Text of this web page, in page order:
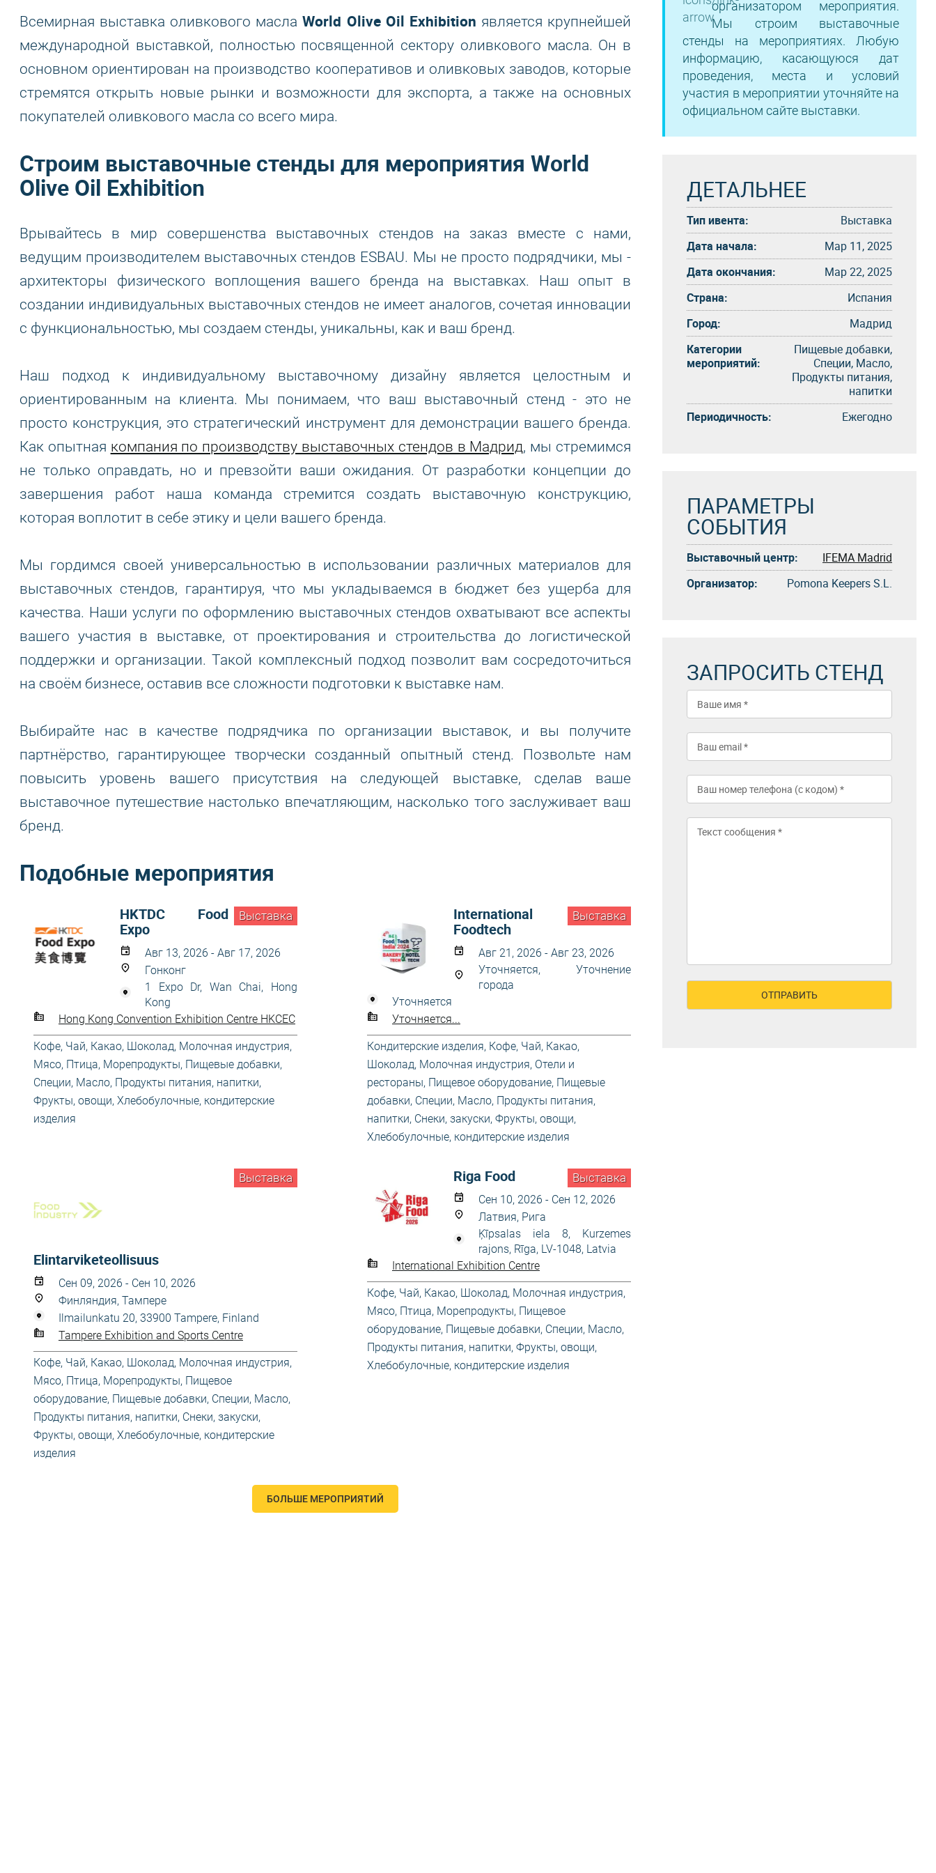
Всемирная выставка оливкового масла World Olive Oil Exhibition является крупнейшей
международной выставкой, полностью посвященной сектору оливкового масла. Он в
основном ориентирован на производство кооперативов и оливковых заводов, которые
стремятся открыть новые рынки и возможности для экспорта, а также на основных
покупателей оливкового масла со всего мира.
Строим выставочные стенды для мероприятия World
Olive Oil Exhibition
Врывайтесь в мир совершенства выставочных стендов на заказ вместе с нами,
ведущим производителем выставочных стендов ESBAU. Мы не просто подрядчики, мы -
архитекторы физического воплощения вашего бренда на выставках. Наш опыт в
создании индивидуальных выставочных стендов не имеет аналогов, сочетая инновации
с функциональностью, мы создаем стенды, уникальны, как и ваш бренд.
Наш подход к индивидуальному выставочному дизайну является целостным и
ориентированным на клиента. Мы понимаем, что ваш выставочный стенд - это не
просто конструкция, это стратегический инструмент для демонстрации вашего бренда.
Как опытная компания по производству выставочных стендов в Мадрид, мы стремимся
не только оправдать, но и превзойти ваши ожидания. От разработки концепции до
завершения работ наша команда стремится создать выставочную конструкцию,
которая воплотит в себе этику и цели вашего бренда.
Мы гордимся своей универсальностью в использовании различных материалов для
выставочных стендов, гарантируя, что мы укладываемся в бюджет без ущерба для
качества. Наши услуги по оформлению выставочных стендов охватывают все аспекты
вашего участия в выставке, от проектирования и строительства до логистической
поддержки и организации. Такой комплексный подход позволит вам сосредоточиться
на своём бизнесе, оставив все сложности подготовки к выставке нам.
Выбирайте нас в качестве подрядчика по организации выставок, и вы получите
партнёрство, гарантирующее творчески созданный опытный стенд. Позвольте нам
повысить уровень вашего присутствия на следующей выставке, сделав ваше
выставочное путешествие настолько впечатляющим, насколько того заслуживает ваш
бренд.
Подобные мероприятия
Выставка
HKTDC Food
Expo
Авг 13, 2026 - Авг 17, 2026
Гонконг
1 Expo Dr, Wan Chai, Hong
Kong
Hong Kong Convention Exhibition Centre HKCEC
Кофе, Чай, Какао, Шоколад, Молочная индустрия,
Мясо, Птица, Морепродукты, Пищевые добавки,
Специи, Масло, Продукты питания, напитки,
Фрукты, овощи, Хлебобулочные, кондитерские
изделия
Выставка
International
Foodtech
Авг 21, 2026 - Авг 23, 2026
Уточняется, Уточнение
города
Уточняется
Уточняется...
Кондитерские изделия, Кофе, Чай, Какао,
Шоколад, Молочная индустрия, Отели и
рестораны, Пищевое оборудование, Пищевые
добавки, Специи, Масло, Продукты питания,
напитки, Снеки, закуски, Фрукты, овощи,
Хлебобулочные, кондитерские изделия
Выставка
Elintarviketeollisuus
Сен 09, 2026 - Сен 10, 2026
Финляндия, Тампере
Ilmailunkatu 20, 33900 Tampere, Finland
Tampere Exhibition and Sports Centre
Кофе, Чай, Какао, Шоколад, Молочная индустрия,
Мясо, Птица, Морепродукты, Пищевое
оборудование, Пищевые добавки, Специи, Масло,
Продукты питания, напитки, Снеки, закуски,
Фрукты, овощи, Хлебобулочные, кондитерские
изделия
Выставка
Riga Food
Сен 10, 2026 - Сен 12, 2026
Латвия, Рига
Ķīpsalas iela 8, Kurzemes
rajons, Rīga, LV-1048, Latvia
International Exhibition Centre
Кофе, Чай, Какао, Шоколад, Молочная индустрия,
Мясо, Птица, Морепродукты, Пищевое
оборудование, Пищевые добавки, Специи, Масло,
Продукты питания, напитки, Фрукты, овощи,
Хлебобулочные, кондитерские изделия
БОЛЬШЕ МЕРОПРИЯТИЙ
организатором мероприятия.
Мы строим выставочные
стенды на мероприятиях. Любую
информацию, касающуюся дат
проведения, места и условий
участия в мероприятии уточняйте на
официальном сайте выставки.
ДЕТАЛЬНЕЕ
Тип ивента:
Выставка
Дата начала:
Мар 11, 2025
Дата окончания:
Мар 22, 2025
Страна:
Испания
Город:
Мадрид
Категории
мероприятий:
Пищевые добавки,
Специи, Масло,
Продукты питания,
напитки
Периодичность:
Eжегоднo
ПАРАМЕТРЫ
СОБЫТИЯ
Выставочный центр:
IFEMA Madrid
Организатор:
Pomona Keepers S.L.
ЗАПРОСИТЬ СТЕНД